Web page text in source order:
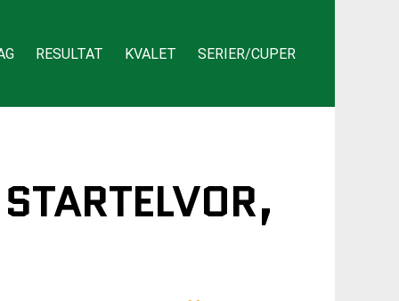
RESULTAT KVALET SERIER/CUPER